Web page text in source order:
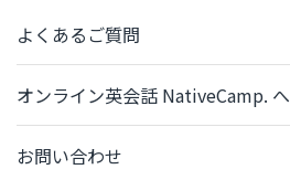
よくあるご質問
オンライン英会話 NativeCamp. へ
お問い合わせ